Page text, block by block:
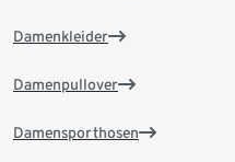
Damenkleider
Damenpullover
Damensporthosen